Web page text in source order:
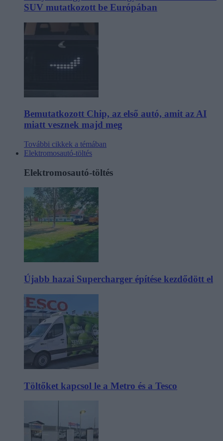
SUV mutatkozott be Európában
Bemutatkozott Chip, az első autó, amit az AI
miatt vesznek majd meg
További cikkek a témában
Elektromosautó-töltés
Elektromosautó-töltés
Újabb hazai Supercharger építése kezdődött el
Töltőket kapcsol le a Metro és a Tesco